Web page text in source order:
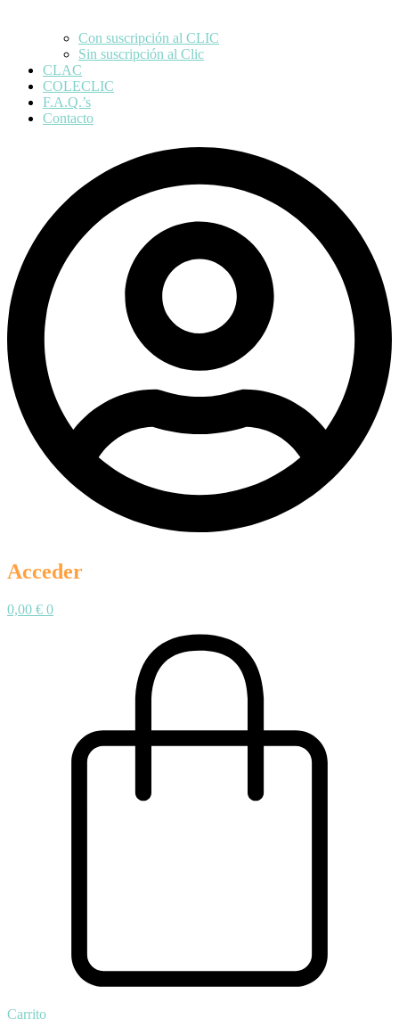
Con suscripción al CLIC
Sin suscripción al Clic
CLAC
COLECLIC
F.A.Q.’s
Contacto
Acceder
0,00 € 0
Carrito